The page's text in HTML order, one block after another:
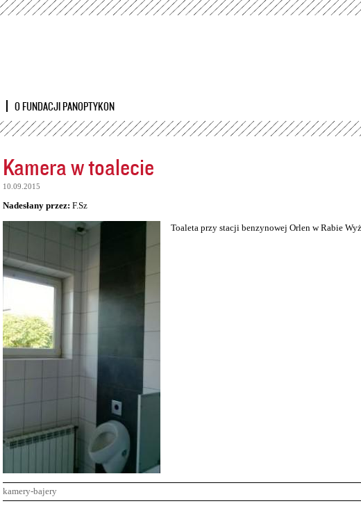
Przejdź
O FUNDACJI PANOPTYKON
Kamera w toalecie
10.09.2015
Nadesłany przez: F.Sz
Toaleta przy stacji benzynowej Orlen w Rabie
kamery-bajery